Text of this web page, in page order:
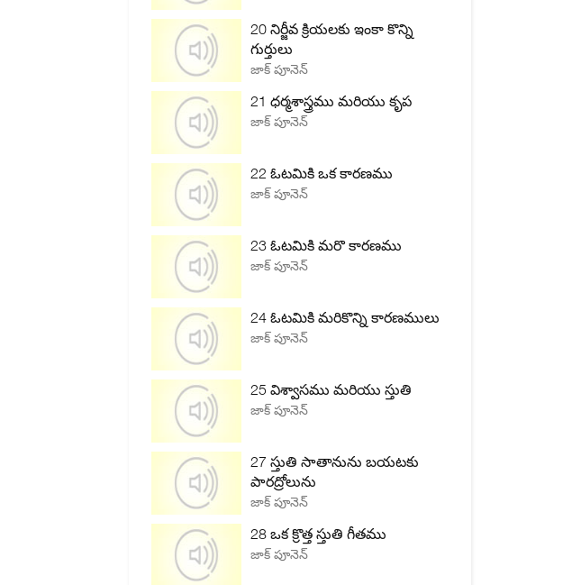
20 నిర్జీవ క్రియలకు ఇంకా కొన్ని
గుర్తులు
జాక్ పూనెన్
21 ధర్మశాస్త్రము మరియు కృప
జాక్ పూనెన్
22 ఓటమికి ఒక కారణము
జాక్ పూనెన్
23 ఓటమికి మరొ కారణము
జాక్ పూనెన్
24 ఓటమికి మరికొన్ని కారణములు
జాక్ పూనెన్
25 విశ్వాసము మరియు స్తుతి
జాక్ పూనెన్
27 స్తుతి సాతానును బయటకు
పారద్రోలును
జాక్ పూనెన్
28 ఒక క్రొత్త స్తుతి గీతము
జాక్ పూనెన్